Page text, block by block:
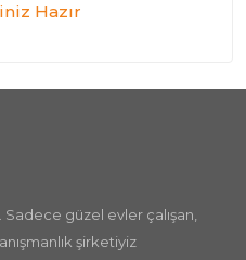
Hazır
güzel evler çalışan,
şirketiyiz